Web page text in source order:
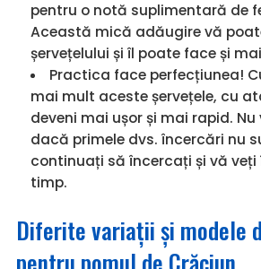
pentru o notă suplimentară de
Această mică adăugire vă
șervețelului și îl poate face și
Practica face perfecțiunea!
mai mult aceste șervețele, cu
deveni mai ușor și mai rapid.
dacă primele dvs. încercări nu
continuați să încercați și vă
timp.
Diferite variații și modele